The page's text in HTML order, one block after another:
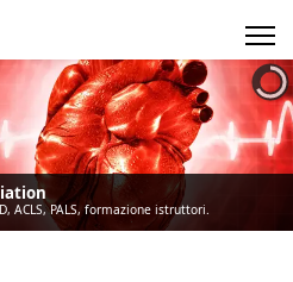
ACLS, PALS, formazione istruttori.